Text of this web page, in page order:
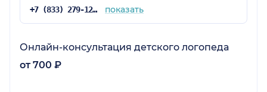
+7 (833) 279-12-71 показать
Онлайн-консультация детского логопеда
от 700 ₽